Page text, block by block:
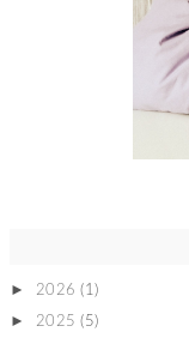
► 2026 (1)
► 2025 (5)